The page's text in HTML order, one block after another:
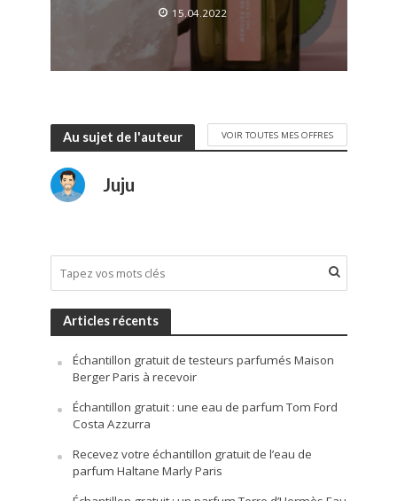
15.04.2022
Au sujet de l'auteur VOIR TOUTES MES OFFRES
Juju
Articles récents
Échantillon gratuit de testeurs parfumés Maison
Berger Paris à recevoir
Échantillon gratuit : une eau de parfum Tom Ford
Costa Azzurra
Recevez votre échantillon gratuit de l’eau de
parfum Haltane Marly Paris